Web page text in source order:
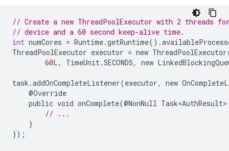
// Create a new ThreadPoolExecutor with 2 threads
// device and a 60 second keep-alive time.
int numCores = Runtime.getRuntime().
ThreadPoolExecutor executor = new ThreadPoolExecutor
60L, TimeUnit.SECONDS, new
task .addOnCompleteListener(executor, new
@Override
public void onComplete(@NonNull Task<AuthResult>
// ...
}
});